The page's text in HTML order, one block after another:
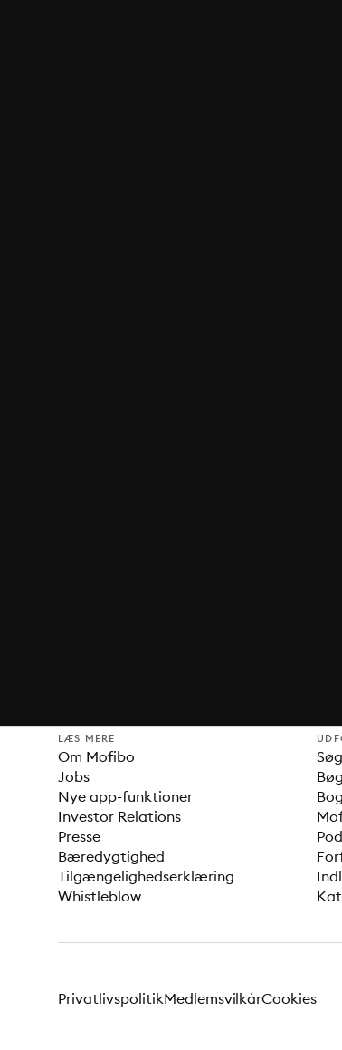
LÆS MERE
Om Mofibo
Jobs
Nye app-funktioner
Investor Relations
Presse
Bæredygtighed
Tilgængelighedserklæring
Whistleblow
Søg
PrivatlivspolitikMedlemsvilkårCookies